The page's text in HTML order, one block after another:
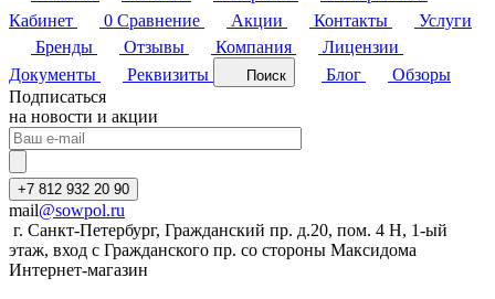
Кабинет
0 Сравнение Акции Контакты
Услуги
Бренды
Отзывы Компания
Лицензии
Документы
Реквизиты Поиск Блог
Обзоры
Подписаться
на новости и акции
+7 812 932 20 90
mail@sowpol.ru
г. Санкт-Петербург, Гражданский пр. д.20, пом. 4 Н, 1-ый
этаж, вход с Гражданского пр. со стороны Максидома
Интернет-магазин